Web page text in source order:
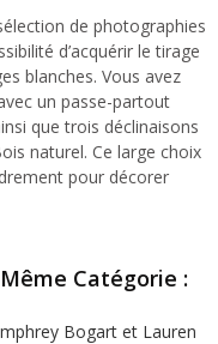
de photographies
d’acquérir le tirage
blanches. Vous avez
un passe-partout
que trois déclinaisons
naturel. Ce large choix
pour décorer
Catégorie :